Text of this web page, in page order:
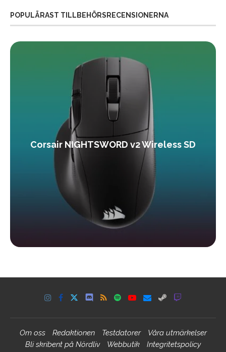
POPULÄRAST TILLBEHÖRSRECENSIONERNA
Corsair NIGHTSWORD v2 Wireless SD
Om oss Redaktionen Testdatorer
Våra utmärkelser
Bli skribent på Nördliv
Webbutik Integritetspolicy